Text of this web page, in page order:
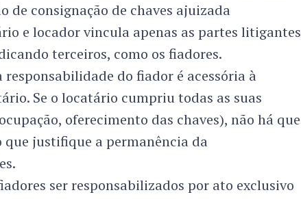
de consignação de chaves ajuizada
e locador vincula apenas as partes litigantes
terceiros, como os fiadores.
responsabilidade do fiador é acessória à
Se o locatário cumpriu todas as suas
oferecimento das chaves), não há que
justifique a permanência da
ser responsabilizados por ato exclusivo